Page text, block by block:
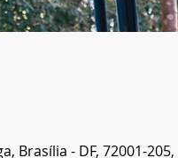
Brasília - DF, 72001-